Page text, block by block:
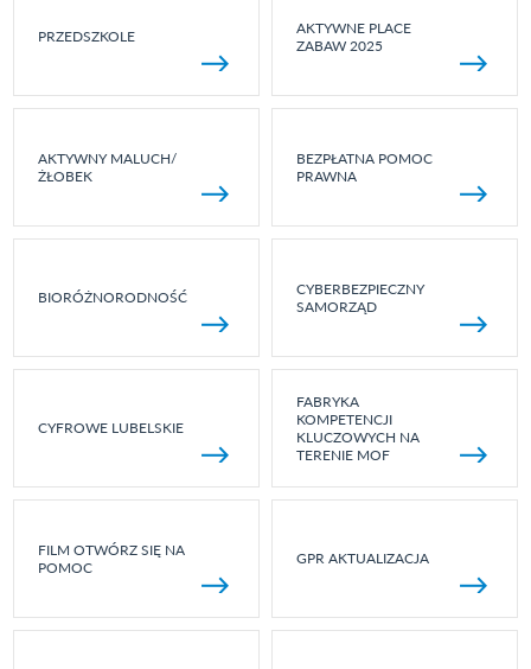
PRZEDSZKOLE
AKTYWNE PLACE
ZABAW 2025
AKTYWNY MALUCH/
ŻŁOBEK
BEZPŁATNA POMOC
PRAWNA
BIORÓŻNORODNOŚĆ
CYBERBEZPIECZNY
SAMORZĄD
CYFROWE LUBELSKIE
FABRYKA
KOMPETENCJI
KLUCZOWYCH NA
TERENIE MOF
FILM OTWÓRZ SIĘ NA
POMOC
GPR AKTUALIZACJA